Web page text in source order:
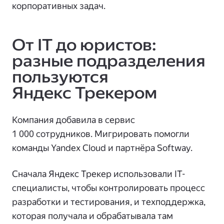
корпоративных задач.
От IT до юристов:
разные подразделения
пользуются
Яндекс Трекером
Компания добавила в сервис
1 000 сотрудников. Мигрировать помогли
команды Yandex Cloud и партнёра Softway.
Сначала Яндекс Трекер использовали IT-
специалисты, чтобы контролировать процесс
разработки и тестирования, и техподдержка,
которая получала и обрабатывала там